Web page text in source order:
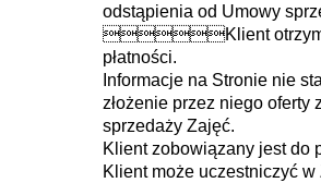
odstąpienia od Umowy
Klient otrzymuje
płatności.
Informacje na Stronie nie
złożenie przez niego
sprzedaży Zajęć.
Klient zobowiązany jest do
Klient może uczestniczyć